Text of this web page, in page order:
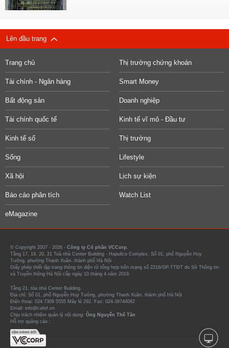
Lên đầu trang
Trang chủ Thị trường chứng khoán
Tài chính - Ngân hàng Smart Money
Bất động sản Doanh nghiệp
Tài chính quốc tế Kinh tế vĩ mô - Đầu tư
Kinh tế số Thị trường
Sống Lifestyle
Xã hội Lịch sự kiện
Báo cáo phân tích Watch List
eMagazine
© Copyright 2007 - 2026 - Công ty Cổ phần VCCorp.
Tầng 17, 19, 20, 21 Toà nhà Center Building - Hapulico Complex, Số 01, phố Nguyễn Huy
Tưởng, phường Thanh Xuân, thành phố Hà Nội
Giấy phép thiết lập trang thông tin điện tử tổng hợp trên mạng số 2216/GP-TTĐT do Sở Thông tin
và Truyền thông Hà Nội cấp ngày 10 tháng 4 năm 2019.
Tầng 21, tòa nhà Center Building.
Địa chỉ: Số 01, phố Nguyễn Huy Tưởng, phường Thanh Xuân, thành phố Hà Nội
Điện thoại: 024 7309 5555 Máy lẻ 292. Fax: 024-39744082
Email: info@cafef.vn
Chịu trách nhiệm quản lý nội dung: Ông Nguyễn Thế Tân
Hỗ trợ quảng cáo :